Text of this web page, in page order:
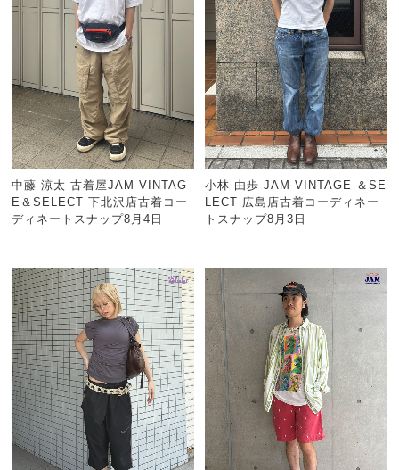
中藤 涼太 古着屋JAM VINTAG
E＆SELECT 下北沢店古着コー
ディネートスナップ8月4日
小林 由歩 JAM VINTAGE ＆SE
LECT 広島店古着コーディネー
トスナップ8月3日